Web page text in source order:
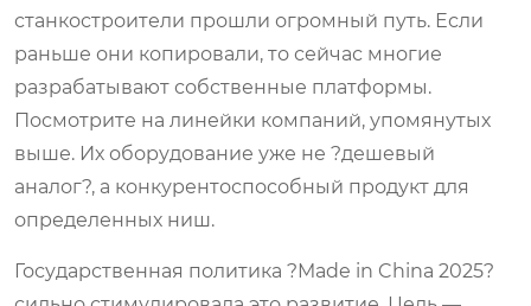
станкостроители прошли огромный путь. Если
раньше они копировали, то сейчас многие
разрабатывают собственные платформы.
Посмотрите на линейки компаний, упомянутых
выше. Их оборудование уже не ?дешевый
аналог?, а конкурентоспособный продукт для
определенных ниш.
Государственная политика ?Made in China 2025?